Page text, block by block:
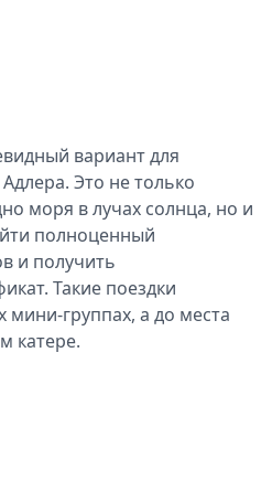
вариант для
Это не только
моря в лучах солнца, но и
полноценный
и получить
Такие поездки
группах, а до места
катере.